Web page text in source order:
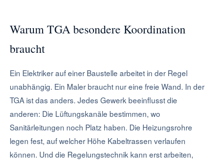
Warum TGA besondere Koordination
braucht
Ein Elektriker auf einer Baustelle arbeitet in der Regel
unabhängig. Ein Maler braucht nur eine freie Wand. In der
TGA ist das anders. Jedes Gewerk beeinflusst die
anderen: Die Lüftungskanäle bestimmen, wo
Sanitärleitungen noch Platz haben. Die Heizungsrohre
legen fest, auf welcher Höhe Kabeltrassen verlaufen
können. Und die Regelungstechnik kann erst arbeiten,